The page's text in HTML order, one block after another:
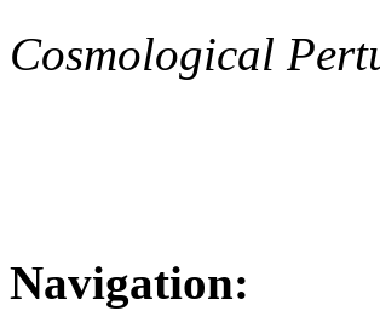
Cosmological
Navigation: